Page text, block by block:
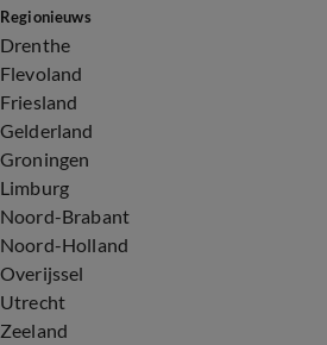
Regionieuws
Drenthe
Flevoland
Friesland
Gelderland
Groningen
Limburg
Noord-Brabant
Noord-Holland
Overijssel
Utrecht
Zeeland